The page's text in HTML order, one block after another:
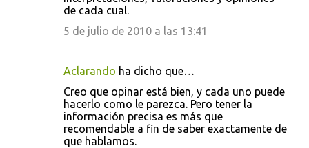
de cada cual.
5 de julio de 2010 a las 13:41
Aclarando ha dicho que…
Creo que opinar está bien, y cada uno puede
hacerlo como le parezca. Pero tener la
información precisa es más que
recomendable a fin de saber exactamente de
que hablamos.